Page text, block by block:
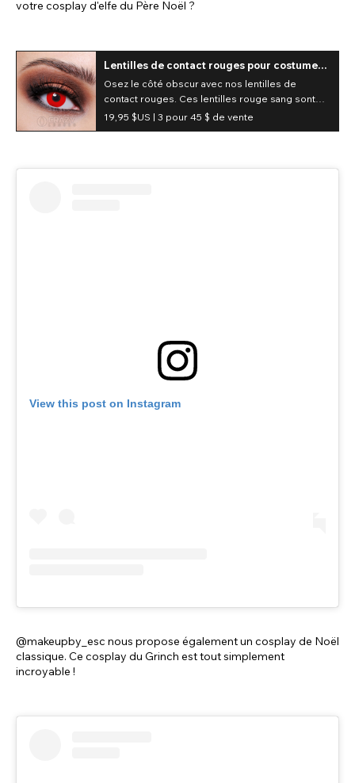
votre cosplay d'elfe du Père Noël ?
Lentilles de contact rouges pour costume
de vampire zombie (quotidiennes)
Osez le côté obscur avec nos lentilles de
contact rouges. Ces lentilles rouge sang sont
résistantes et éclatantes, et couvrent même les
19,95 $US | 3 pour 45 $ de vente
View this post on Instagram
@makeupby_esc nous propose également un cosplay de Noël
classique. Ce cosplay du Grinch est tout simplement
incroyable !